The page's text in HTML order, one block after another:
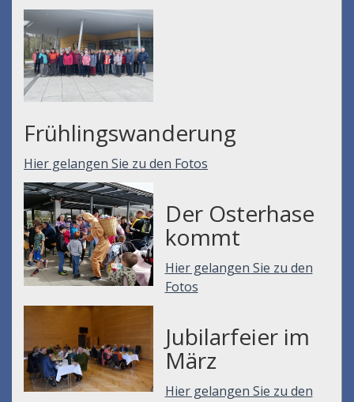
Frühlingswanderung
Hier gelangen Sie zu den Fotos
Der Osterhase
kommt
Hier gelangen Sie zu den
Fotos
Jubilarfeier im
März
Hier gelangen Sie zu den